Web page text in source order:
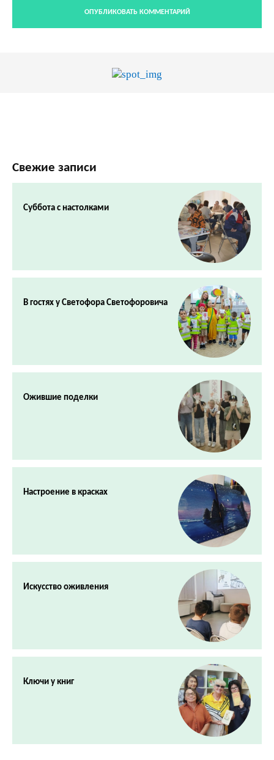
Свежие записи
Суббота с настолками
В гостях у Светофора Светофоровича
Ожившие поделки
Настроение в красках
Искусство оживления
Ключи у книг